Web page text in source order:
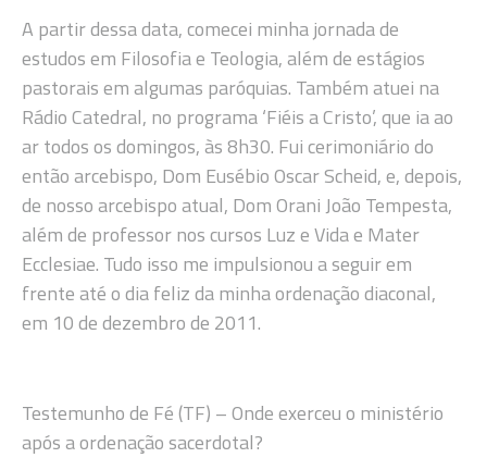
A partir dessa data, comecei minha jornada de
estudos em Filosofia e Teologia, além de estágios
pastorais em algumas paróquias. Também atuei na
Rádio Catedral, no programa ‘Fiéis a Cristo’, que ia ao
ar todos os domingos, às 8h30. Fui cerimoniário do
então arcebispo, Dom Eusébio Oscar Scheid, e, depois,
de nosso arcebispo atual, Dom Orani João Tempesta,
além de professor nos cursos Luz e Vida e Mater
Ecclesiae. Tudo isso me impulsionou a seguir em
frente até o dia feliz da minha ordenação diaconal,
em 10 de dezembro de 2011.
Testemunho de Fé (TF) – Onde exerceu o ministério
após a ordenação sacerdotal?